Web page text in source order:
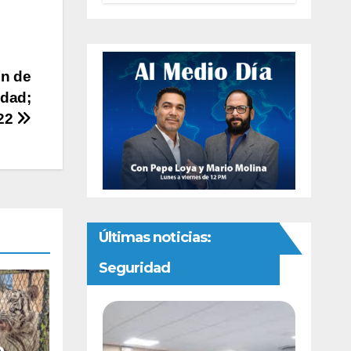
de
Barrenador
Últimas noticias:
Seguridad